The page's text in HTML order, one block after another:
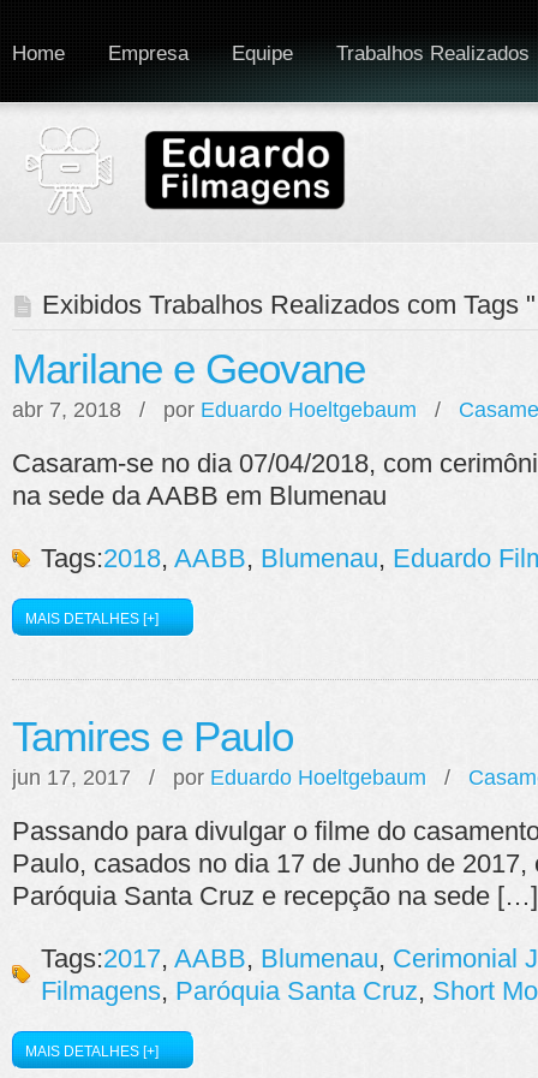
Home Empresa Equipe Trabalhos Realizados
Exibidos Trabalhos Realizados com Tags "
Marilane e Geovane
abr 7, 2018 / por Eduardo Hoeltgebaum /
Casaram-se no dia 07/04/2018, com
na sede da AABB em Blumenau
Tags:2018, AABB, Blumenau, Eduardo
MAIS DETALHES [+]
Tamires e Paulo
jun 17, 2017 / por Eduardo Hoeltgebaum /
Passando para divulgar o filme do
Paulo, casados no dia 17 de Junho de 2017,
Paróquia Santa Cruz e recepção na sede […]
Tags:2017, AABB, Blumenau, Cerimonial
Filmagens, Paróquia Santa Cruz, Short
MAIS DETALHES [+]